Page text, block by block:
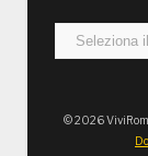
Archivi
© 2026